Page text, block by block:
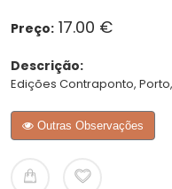
Preço: 17.00 €
Descrição:
Edições Contraponto,
Outras Observações